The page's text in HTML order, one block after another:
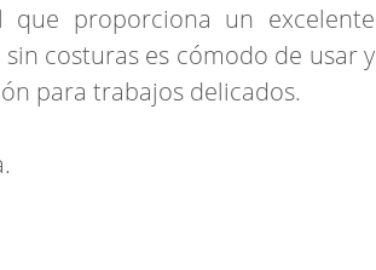
que proporciona un excelente
costuras es cómodo de usar y
para trabajos delicados.